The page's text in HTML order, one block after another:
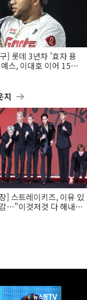
] 롯데 3년차 '효자 용
스, 이대호 이어 15년
지
] 스트레이키즈, 이유 있
…"이것저것 다 해내는